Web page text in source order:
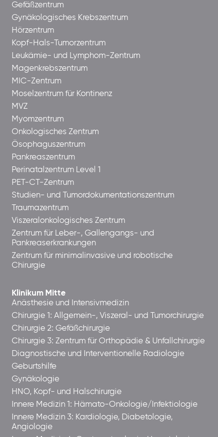
Gefäßzentrum
Gynäkologisches Krebszentrum
Hörzentrum
Kopf-Hals-Tumorzentrum
Leukämie- und Lymphom-Zentrum
Magenkrebszentrum
MIC-Zentrum
Moselzentrum für Kontinenz
MVZ
Myomzentrum
Onkologisches Zentrum
Ösophaguszentrum
Pankreaszentrum
Perinatalzentrum Level 1
PET-CT-Zentrum
Studien- und Tumordokumentationszentrum
Traumazentrum
Viszeralonkologisches Zentrum
Zentrum für Leber-, Gallengangs- und
Pankreaserkrankungen
Zentrum für minimalinvasive und robotische
Chirurgie
Klinikum Mitte
Anästhesie und Intensivmedizin
Chirurgie 1: Allgemein-, Viszeral- und Tumorchirurgie
Chirurgie 2: Gefäßchirurgie
Chirurgie 3: Zentrum für Orthopädie & Unfallchirurgie
Diagnostische und Interventionelle Radiologie
Geburtshilfe
Gynäkologie
HNO, Kopf- und Halschirurgie
Innere Medizin 1: Hämato-Onkologie/Infektiologie
Innere Medizin 3: Kardiologie, Diabetologie,
Angiologie